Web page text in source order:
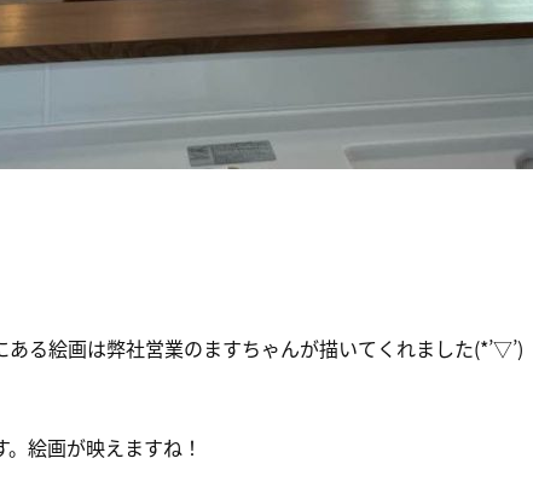
る絵画は弊社営業のますちゃんが描いてくれました(*’▽’)
絵画が映えますね！